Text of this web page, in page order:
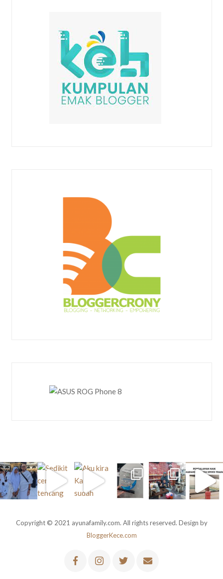
Copyright © 2021 ayunafamily.com. All rights reserved. Design by
BloggerKece.com